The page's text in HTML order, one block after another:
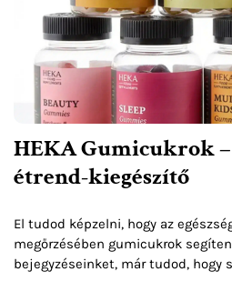
HEKA Gumicukrok –
étrend-kiegészítő
El tudod képzelni, hogy az
megőrzésében gumicukrok
bejegyzéseinket, már tudod, hogy